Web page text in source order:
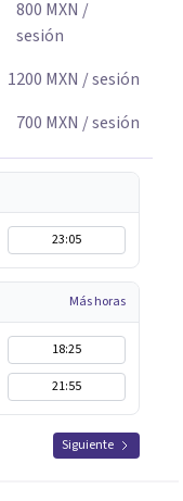
800 MXN /
sesión
1200 MXN / sesión
700 MXN / sesión
23:05
Más horas
18:25
21:55
Siguiente